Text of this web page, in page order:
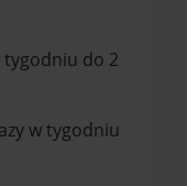
tygodniu do 2
w tygodniu